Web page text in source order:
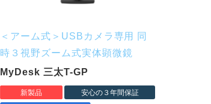
＜アーム式＞USBカメラ専用 同
時３視野ズーム式実体顕微鏡
MyDesk 三太T-GP